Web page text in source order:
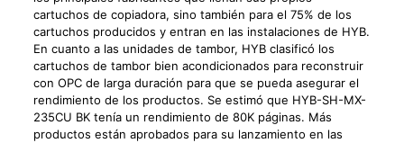
cartuchos de copiadora, sino también para el 75% de los
cartuchos producidos y entran en las instalaciones de HYB.
En cuanto a las unidades de tambor, HYB clasificó los
cartuchos de tambor bien acondicionados para reconstruir
con OPC de larga duración para que se pueda asegurar el
rendimiento de los productos. Se estimó que HYB-SH-MX-
235CU BK tenía un rendimiento de 80K páginas. Más
productos están aprobados para su lanzamiento en las